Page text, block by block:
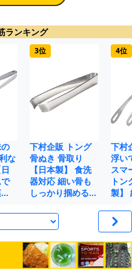
ランキング
な
…
3位
下村企販 トング
骨ぬき 骨取り
【日本製】 食洗
器対応 細い骨も
しっかり掴める…
4位
下村
浮い
スマ
ト
製】